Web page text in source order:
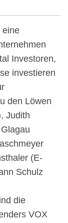
eine
Investoren,
investieren
den Löwen
Judith
(E-
Schulz
die
VOX